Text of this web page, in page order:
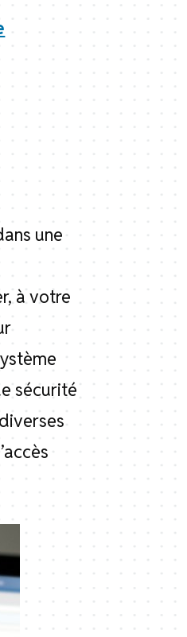
une
à votre
sécurité